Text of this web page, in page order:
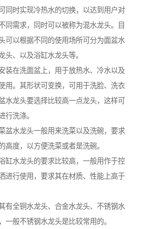
同时实现冷热水的切换，以达到用户对
同需求，同时可以被称为混水龙头。目
可以根据不同的使用场所可分为面盆水
头、以及浴缸水龙头等。
装在洗面盆上，用于放热水、冷水以及
用。其形状可变换，可用于洗脸、洗衣
水龙头要选择比较高一点龙头，这样可
行洗涤。
盆水龙头一般用来洗菜以及洗碗，要求
高度，以方便洗菜或者是洗碗。
缸水龙头的要求比较高，一般用作于控
进行使用，要求其在材质、性能上高于
有全铜水龙头、合金水龙头、不锈钢水
一般不锈钢水龙头是比较常用的。